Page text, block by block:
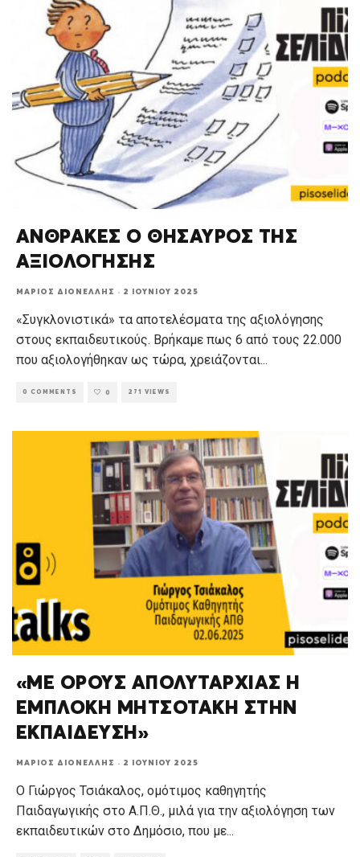
ΑΝΘΡΑΚΕΣ Ο ΘΗΣΑΥΡΟΣ ΤΗΣ
ΑΞΙΟΛΟΓΗΣΗΣ
ΜΆΡΙΟΣ ΔΙΟΝΈΛΛΗΣ · 2 ΙΟΥΝΊΟΥ 2025
«Συγκλονιστικά» τα αποτελέσματα της αξιολόγησης
στους εκπαιδευτικούς. Βρήκαμε πως 6 από τους 22.000
που αξιολογήθηκαν ως τώρα, χρειάζονται...
0 COMMENTS 0 271 VIEWS
«ΜΕ ΟΡΟΥΣ ΑΠΟΛΥΤΑΡΧΙΑΣ Η
ΕΜΠΛΟΚΗ ΜΗΤΣΟΤΑΚΗ ΣΤΗΝ
ΕΚΠΑΙΔΕΥΣΗ»
ΜΆΡΙΟΣ ΔΙΟΝΈΛΛΗΣ · 2 ΙΟΥΝΊΟΥ 2025
Ο Γιώργος Τσιάκαλος, ομότιμος καθηγητής
Παιδαγωγικής στο Α.Π.Θ., μιλά για την αξιολόγηση των
εκπαιδευτικών στο Δημόσιο, που με...